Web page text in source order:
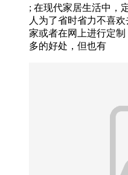
; 在现代家居生活中，
人为了省时省力不喜
家或者在网上进行定
多的好处，但也有